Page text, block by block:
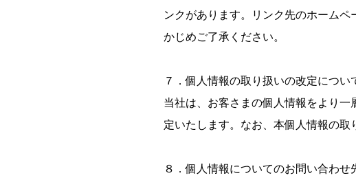
ンクがあります。リンク先のホーム
かじめご了承ください。
７．個人情報の取り扱いの改定につい
当社は、お客さまの個人情報をより
定いたします。なお、本個人情報の取
８．個人情報についてのお問い合わせ